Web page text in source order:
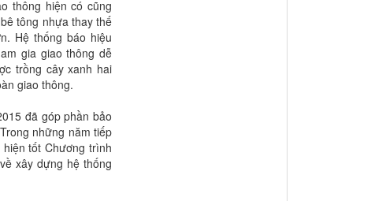
thông hiện có cũng
tông nhựa thay thế
Hệ thống báo hiệu
gia giao thông dễ
trồng cây xanh hai
giao thông.
đã góp phần bảo
những năm tiếp
tốt Chương trình
xây dựng hệ thống